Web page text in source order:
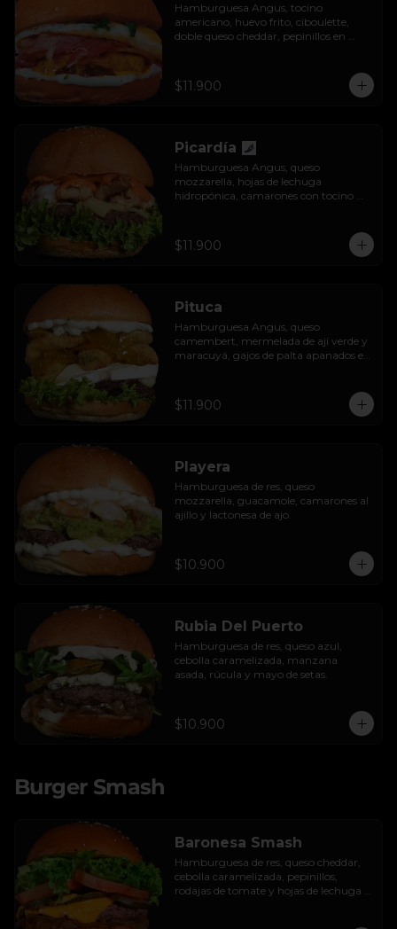
Hamburguesa Angus, tocino
americano, huevo frito, ciboulette,
doble queso cheddar, pepinillos en
$11.900
Picardía
Hamburguesa Angus, queso
mozzarella, hojas de lechuga
hidropónica, camarones con tocino
$11.900
Pituca
Hamburguesa Angus, queso
camembert, mermelada de ají verde y
maracuyá, gajos de palta apanados en
$11.900
Playera
Hamburguesa de res, queso
mozzarella, guacamole, camarones al
ajillo y lactonesa de ajo.
$10.900
Rubia Del Puerto
Hamburguesa de res, queso azul,
cebolla caramelizada, manzana
asada, rúcula y mayo de setas.
$10.900
Burger Smash
Baronesa Smash
Hamburguesa de res, queso cheddar,
cebolla caramelizada, pepinillos,
rodajas de tomate y hojas de lechuga